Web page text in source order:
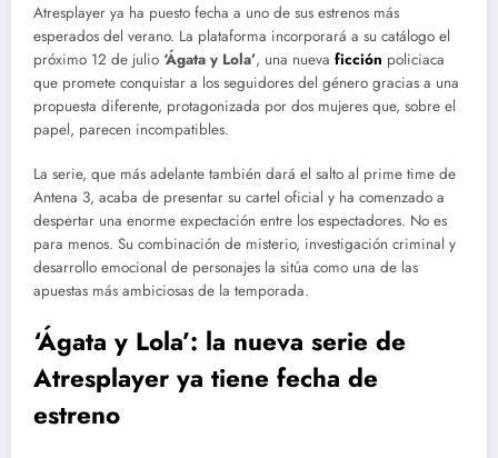
Atresplayer ya ha puesto fecha a uno de sus estrenos más
esperados del verano. La plataforma incorporará a su catálogo el
próximo 12 de julio ‘Ágata y Lola’, una nueva ficción policiaca
que promete conquistar a los seguidores del género gracias a una
propuesta diferente, protagonizada por dos mujeres que, sobre el
papel, parecen incompatibles.
La serie, que más adelante también dará el salto al prime time de
Antena 3, acaba de presentar su cartel oficial y ha comenzado a
despertar una enorme expectación entre los espectadores. No es
para menos. Su combinación de misterio, investigación criminal y
desarrollo emocional de personajes la sitúa como una de las
apuestas más ambiciosas de la temporada.
‘Ágata y Lola’: la nueva serie de
Atresplayer ya tiene fecha de
estreno